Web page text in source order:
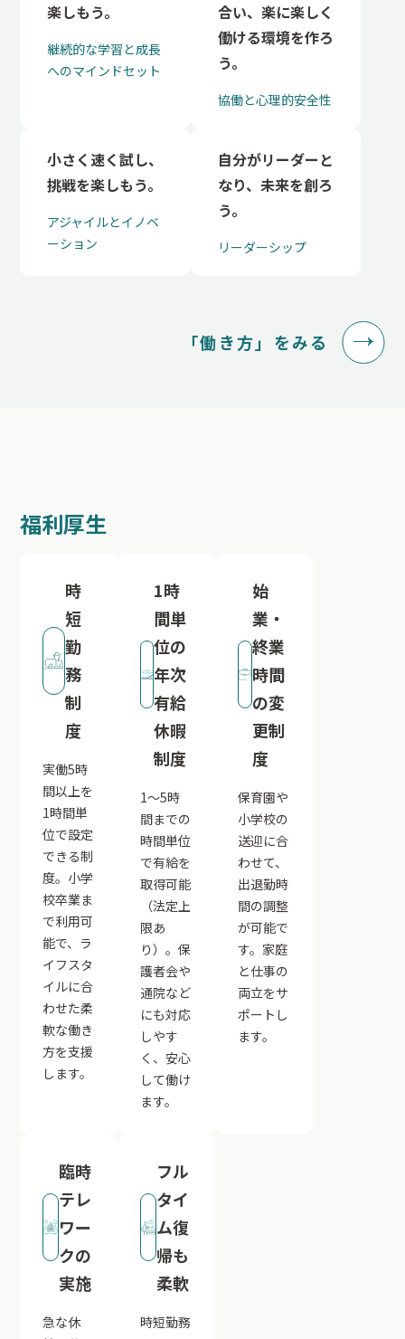
楽しもう。
継続的な学習と成長
へのマインドセット
合い、楽に楽しく
働ける環境を作ろ
う。
協働と心理的安全性
小さく速く試し、
挑戦を楽しもう。
アジャイルとイノベ
ーション
自分がリーダーと
なり、未来を創ろ
う。
リーダーシップ
「働き方」をみる
福利厚生
時
短
勤
務
制
度
実働5時
間以上を
1時間単
位で設定
できる制
度。小学
校卒業ま
で利用可
能で、ラ
イフスタ
イルに合
わせた柔
軟な働き
方を支援
します。
1時
間単
位の
年次
有給
休暇
制度
1～5時
間までの
時間単位
で有給を
取得可能
（法定上
限あ
り）。保
護者会や
通院など
にも対応
しやす
く、安心
して働け
ます。
始
業・
終業
時間
の変
更制
度
保育園や
小学校の
送迎に合
わせて、
出退勤時
間の調整
が可能で
す。家庭
と仕事の
両立をサ
ポートし
ます。
臨時
テレ
ワー
クの
実施
急な休
フル
タイ
ム復
帰も
柔軟
時短勤務